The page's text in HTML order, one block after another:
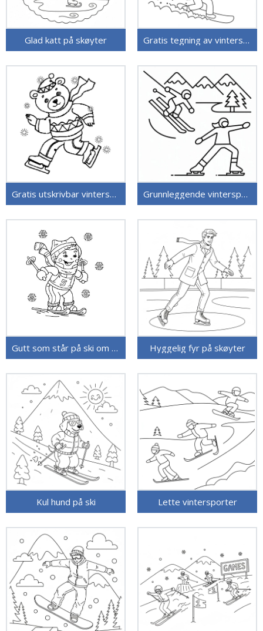
Glad katt på skøyter Gratis tegning av vintersporter
Gratis utskrivbar vintersport Grunnleggende vintersporter
Gutt som står på ski om vinteren Hyggelig fyr på skøyter
Kul hund på ski Lette vintersporter